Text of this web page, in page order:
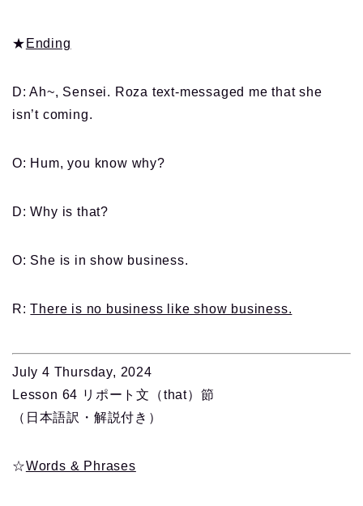
★ Ending
D: Ah~, Sensei. Roza text-messaged me that she
isn’t coming.
O: Hum, you know why?
D: Why is that?
O: She is in show business.
R:There is no business like show business.
July 4 Thursday, 2024
Lesson 64 リポート文（that）節
（日本語訳・解説付き）
☆Words & Phrases